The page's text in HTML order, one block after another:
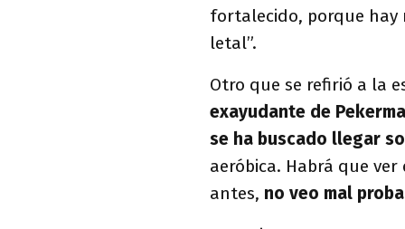
fortalecido, porque hay
letal”.
Otro que se refirió a la
exayudante de
se ha buscado llegar
aeróbica. Habrá que
antes, no veo mal